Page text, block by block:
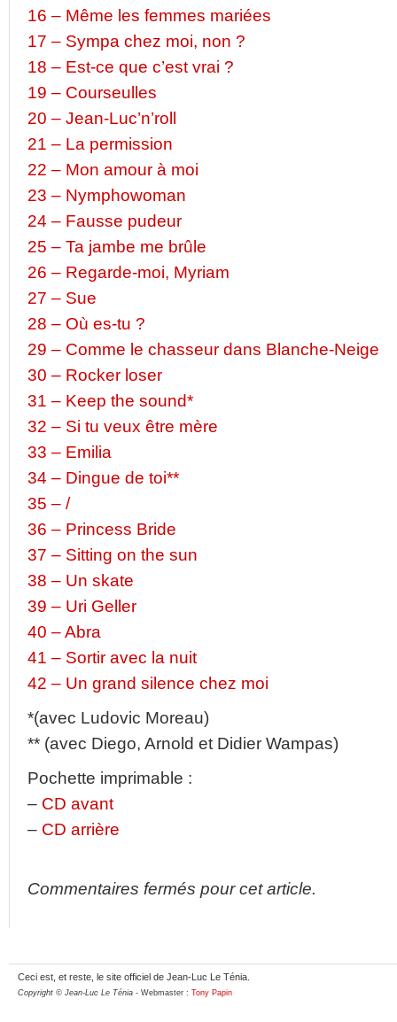
16 – Même les femmes mariées
17 – Sympa chez moi, non ?
18 – Est-ce que c’est vrai ?
19 – Courseulles
20 – Jean-Luc’n’roll
21 – La permission
22 – Mon amour à moi
23 – Nymphowoman
24 – Fausse pudeur
25 – Ta jambe me brûle
26 – Regarde-moi, Myriam
27 – Sue
28 – Où es-tu ?
29 – Comme le chasseur dans Blanche-Neige
30 – Rocker loser
31 – Keep the sound*
32 – Si tu veux être mère
33 – Emilia
34 – Dingue de toi**
35 – /
36 – Princess Bride
37 – Sitting on the sun
38 – Un skate
39 – Uri Geller
40 – Abra
41 – Sortir avec la nuit
42 – Un grand silence chez moi
*(avec Ludovic Moreau)
** (avec Diego, Arnold et Didier Wampas)
Pochette imprimable :
– CD avant
– CD arrière
Commentaires fermés pour cet article.
Ceci est, et reste, le site officiel de Jean-Luc Le Ténia.
Copyright © Jean-Luc Le Ténia - Webmaster : Tony Papin